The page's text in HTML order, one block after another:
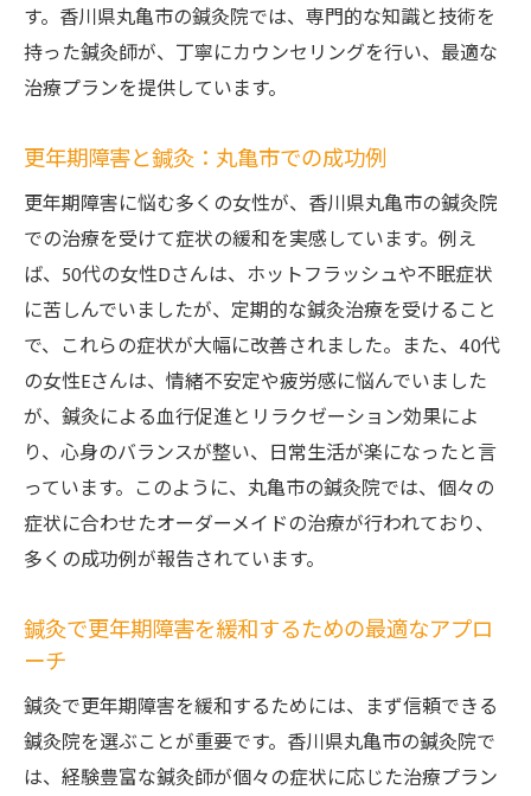
鍼灸で更年期症状を緩和するための具体的
な方法
更年期障害を鍼灸治療で解消する香川県の名所
更年期障害に特化した香川県の鍼灸院
香川県丸亀市のおすすめ鍼灸院
更年期障害を鍼灸治療で解消するためのヒ
ント
香川県の名所で体験する鍼灸治療
香川県丸亀市で充実した鍼灸治療を受ける
方法
す。香川県丸亀市の鍼灸院では、専門的な知識と技術を
持った鍼灸師が、丁寧にカウンセリングを行い、最適な
治療プランを提供しています。
更年期障害と鍼灸：丸亀市での成功例
更年期障害に悩む多くの女性が、香川県丸亀市の鍼灸院
での治療を受けて症状の緩和を実感しています。例え
ば、50代の女性Dさんは、ホットフラッシュや不眠症状
に苦しんでいましたが、定期的な鍼灸治療を受けること
で、これらの症状が大幅に改善されました。また、40代
の女性Eさんは、情緒不安定や疲労感に悩んでいました
が、鍼灸による血行促進とリラクゼーション効果によ
り、心身のバランスが整い、日常生活が楽になったと言
っています。このように、丸亀市の鍼灸院では、個々の
症状に合わせたオーダーメイドの治療が行われており、
多くの成功例が報告されています。
鍼灸で更年期障害を緩和するための最適なアプロ
ーチ
鍼灸で更年期障害を緩和するためには、まず信頼できる
鍼灸院を選ぶことが重要です。香川県丸亀市の鍼灸院で
は、経験豊富な鍼灸師が個々の症状に応じた治療プラン